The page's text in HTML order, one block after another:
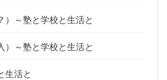
）～塾と学校と生活と
）～塾と学校と生活と
生活と